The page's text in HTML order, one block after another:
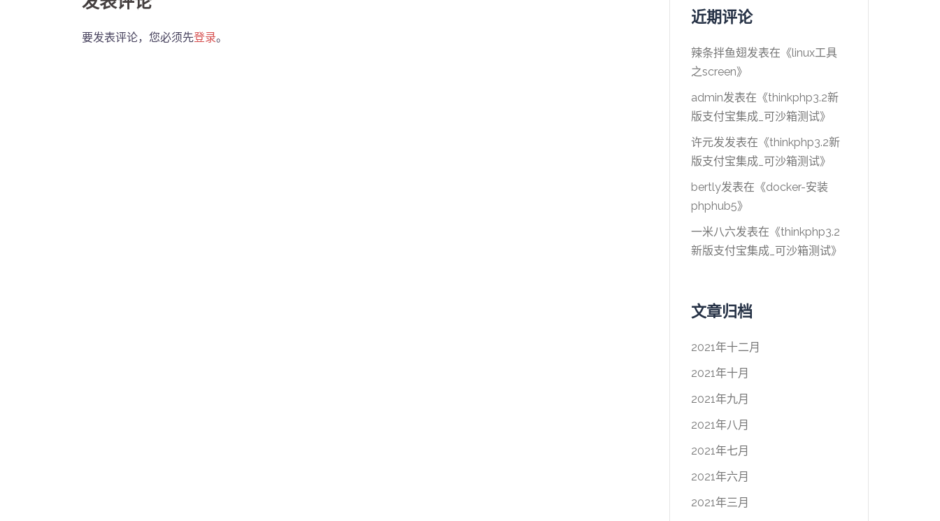
要发表评论，您必须先登录。
近期评论
辣条拌鱼翅发表在《linux工具
之screen》
admin发表在《thinkphp3.2新
版支付宝集成_可沙箱测试》
许元发发表在《thinkphp3.2新
版支付宝集成_可沙箱测试》
bertly发表在《docker-安装
phphub5》
一米八六发表在《thinkphp3.2
新版支付宝集成_可沙箱测试》
文章归档
2021年十二月
2021年十月
2021年九月
2021年八月
2021年七月
2021年六月
2021年三月